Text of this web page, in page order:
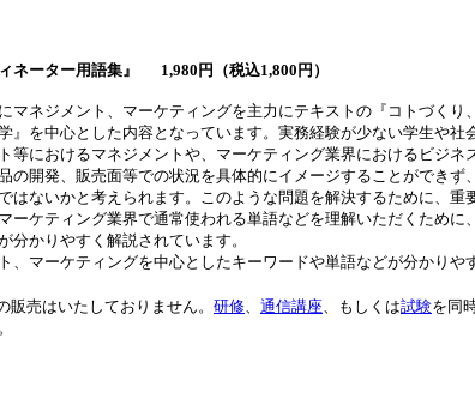
ネーター用語集』 1,980円（税込1,800円）
マネジメント、マーケティングを主力にテキストの『コトづくり
』を中心とした内容となっています。実務経験が少ない学生や社
等におけるマネジメントや、マーケティング業界におけるビジネ
の開発、販売面等での状況を具体的にイメージすることができず
はないかと考えられます。このような問題を解決するために、重
ーケティング業界で通常使われる単語などを理解いただくために
分かりやすく解説されています。
、マーケティングを中心としたキーワードや単語などが分かりや
売はいたしておりません。 研修、 通信講座、もしくは試験を同